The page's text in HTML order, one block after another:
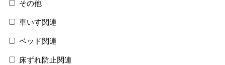
その他
車いす関連
ベッド関連
床ずれ防止関連